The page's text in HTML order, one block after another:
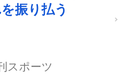
振り払う
スポーツ